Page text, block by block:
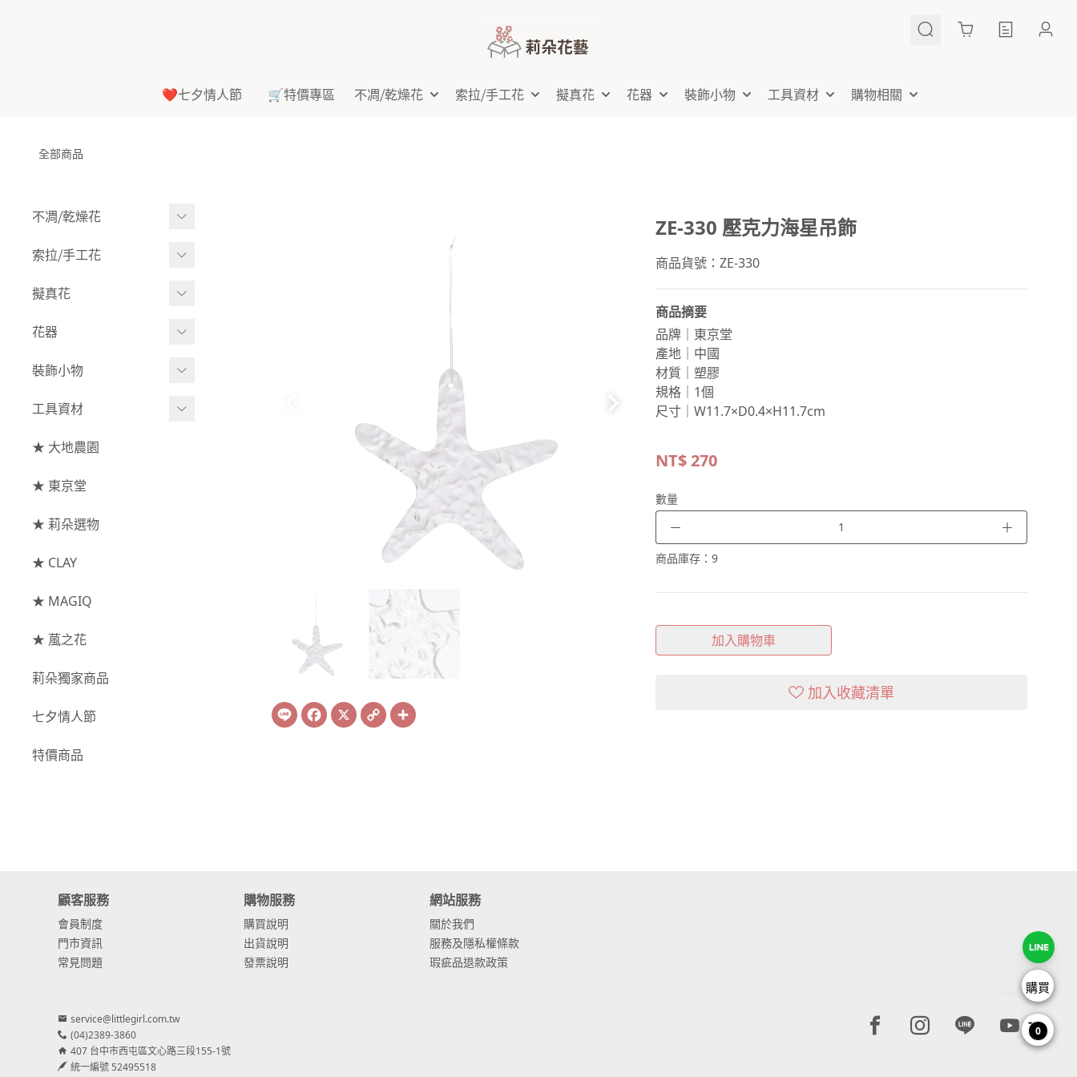
Cart
❤️七夕情人節 🛒特價專區 不凋⧸乾燥花 索拉⧸手工花 擬真花 花器 裝飾小物 工具資材 購物相關
全部商品
不凋⧸乾燥花
多色組合
- 其他
玫瑰
大玫瑰
- 迷你玫瑰
- 庭園玫瑰
- 其他玫瑰
主花
菊花
-
蘭花⧸大理花
康乃馨
- 日本繡球花
- 重瓣繡球花
- 其他繡球花
- 滿天星⧸木滿天星
- 黑種草⧸東方黑種
索拉⧸手工花
索拉花(有花莖)
- 莉朵獨家水染
- 大地農園
索拉花(僅花頭)
原色
擬真花
盆栽⧸成品
綜合花束
葉材⧸藤蔓
枝條
果實
花器
小型花器
中大型花器
捧花架⧸吊架
藤圈⧸注連繩
提籃
裝飾小物
裝飾⧸擺飾
花插
工具資材
工具⧸型錄
資材
★ 大地農園
★ 東京堂
★ 莉朵選物
★ CLAY
★ MAGIQ
★ 葻之花
莉朵獨家商品
七夕情人節
特價商品
Line Facebook
X Copy
Link
ZE-330 壓克力海星吊飾
商品貨號：ZE-330
商品摘要
品牌｜東京堂
產地｜中國
材質｜塑膠
規格｜1個
尺寸｜W11.7×D0.4×H11.7cm
NT$270
數量
－ ＋
商品庫存： 9
加入購物車
加入收藏清單
顧客服務
會員制度
門市資訊
常見問題
購物服務
購買說明
出貨說明
發票說明
網站服務
關於我們
服務及隱私權條款
瑕疵品退款政策
service@littlegirl.com.tw
(04)2389-3860
407 台中市西屯區文心路三段155-1號
統一編號 52495518
Facebook page
Instagram page
Line pageYoutube
購買
0